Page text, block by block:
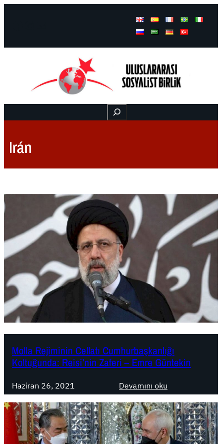
Buscar
Irán
Molla Rejiminin Cellatı Cumhurbaşkanlığı
Koltuğunda: Reisi’nin Zaferi – Emre Güntekin
Haziran 26, 2021 Devamını oku
M
o
l
l